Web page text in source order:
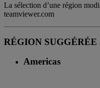
La sélection d’une région
teamviewer.com
RÉGION SUGGÉRÉE
Americas